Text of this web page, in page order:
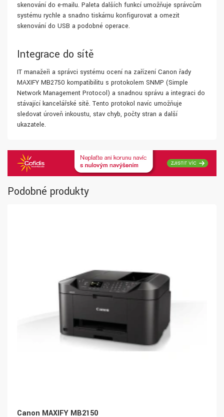
skenování do e-mailu. Paleta dalších funkcí umožňuje správcům
systému rychle a snadno tiskárnu konfigurovat a omezit
skenování do USB a podobné operace.
Integrace do sítě
IT manažeři a správci systému ocení na zařízení Canon řady
MAXIFY MB2750 kompatibilitu s protokolem SNMP (Simple
Network Management Protocol) a snadnou správu a integraci do
stávající kancelářské sítě. Tento protokol navíc umožňuje
sledovat úroveň inkoustu, stav chyb, počty stran a další
ukazatele.
Podobné produkty
Canon MAXIFY MB2150